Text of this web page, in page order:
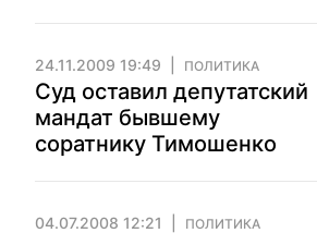
24.11.2009 19:49 ПОЛИТИКА
Суд оставил депутатский
мандат бывшему
соратнику Тимошенко
04.07.2008 12:21 ПОЛИТИКА